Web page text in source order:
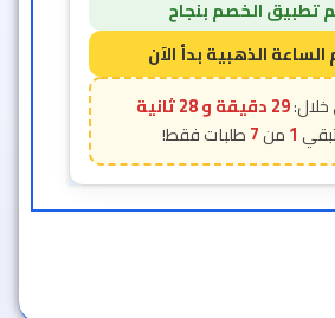
29 دقيقة و 26 ثانية
1
7